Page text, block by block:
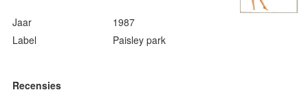
Jaar
1987
Label
Paisley park
Recensies